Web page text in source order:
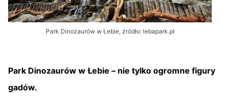
Park Dinozaurów w Łebie, źródło: lebapark.pl
Park Dinozaurów w Łebie – nie tylko ogromne figury
gadów.